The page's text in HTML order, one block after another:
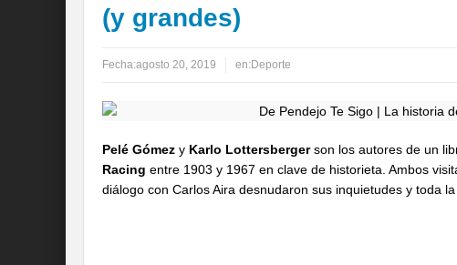
(y grandes)
Fecha:agosto 20, 2019 en:Deporte
Pelé Gómez y Karlo Lottersbergerson los autores de un
Racing entre 1903 y 1967 en clave de historieta. Ambos
diálogo con Carlos Aira desnudaron sus inquietudes y toda